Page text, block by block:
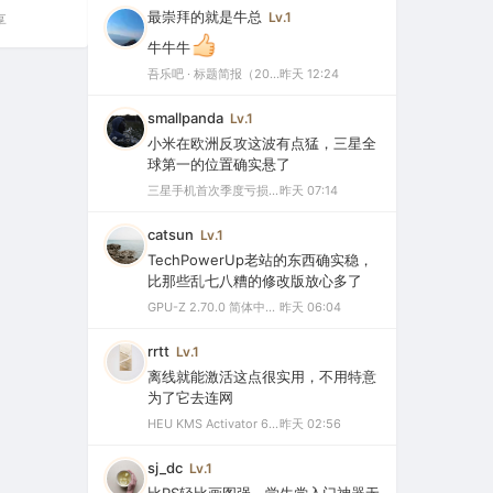
最崇拜的就是牛总 Lv.1
牛牛牛
吾乐吧 · 标题简报（2026-08-08）昨天 12:24
smallpanda Lv.1
小米在欧洲反攻这波有点猛，三星全
球第一的位置确实悬了
三星手机首次季度亏损，中国市场仅剩0.1%份额背后的三大败因昨天 07:14
catsun Lv.1
TechPowerUp老站的东西确实稳，
比那些乱七八糟的修改版放心多了
GPU-Z 2.70.0 简体中文汉化版（显卡测试专业的软件） 昨天 06:04
rrtt Lv.1
离线就能激活这点很实用，不用特意
为了它去连网
HEU KMS Activator 64.0 简体中文版（支持激活最新版Windows/Office离线永久激活）昨天 02:56
sj_dc Lv.1